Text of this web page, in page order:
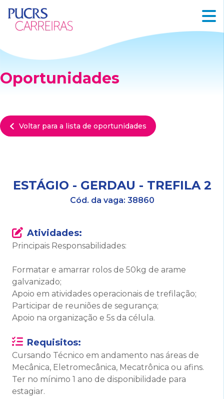
Oportunidades
Voltar para a lista de oportunidades
ESTÁGIO - GERDAU - TREFILA 2
Cód. da vaga: 38860
Atividades:
Principais Responsabilidades:
Formatar e amarrar rolos de 50kg de arame
galvanizado;
Apoio em atividades operacionais de trefilação;
Participar de reuniões de segurança;
Apoio na organização e 5s da célula.
Requisitos:
Cursando Técnico em andamento nas áreas de
Mecânica, Eletromecânica, Mecatrônica ou afins.
Ter no mínimo 1 ano de disponibilidade para
estagiar.